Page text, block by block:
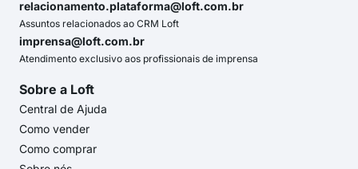
relacionamento.plataforma@loft.com.br
Assuntos relacionados ao CRM Loft
imprensa@loft.com.br
Atendimento exclusivo aos profissionais de imprensa
Sobre a Loft
Central de Ajuda
Como vender
Como comprar